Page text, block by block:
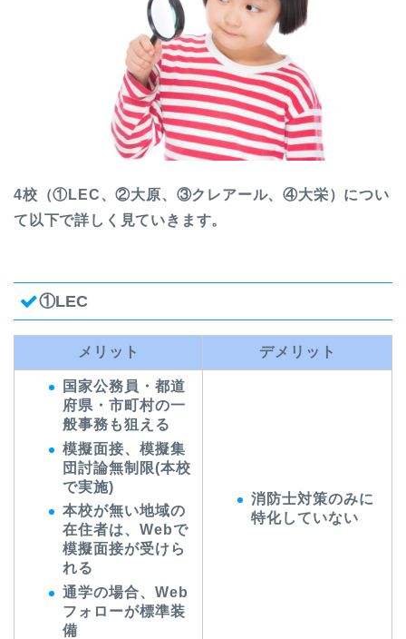
4校（①LEC、②大原、③クレアール、④大栄）につい
て以下で詳しく見ていきます。
①LEC
メリット デメリット
国家公務員・都道
府県・市町村の一
般事務も狙える
模擬面接、模擬集
団討論無制限(本校
で実施)
本校が無い地域の
在住者は、Webで
模擬面接が受けら
れる
通学の場合、Web
フォローが標準装
備
消防士対策のみに
特化していない